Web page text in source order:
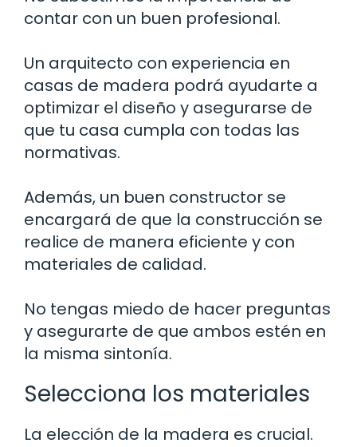
contar con un buen profesional.
Un arquitecto con experiencia en
casas de madera podrá ayudarte a
optimizar el diseño y asegurarse de
que tu casa cumpla con todas las
normativas.
Además, un buen constructor se
encargará de que la construcción se
realice de manera eficiente y con
materiales de calidad.
No tengas miedo de hacer preguntas
y asegurarte de que ambos estén en
la misma sintonía.
Selecciona los materiales
La elección de la madera es crucial.